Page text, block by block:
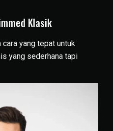
Klasik
yang tepat untuk
yang sederhana tapi